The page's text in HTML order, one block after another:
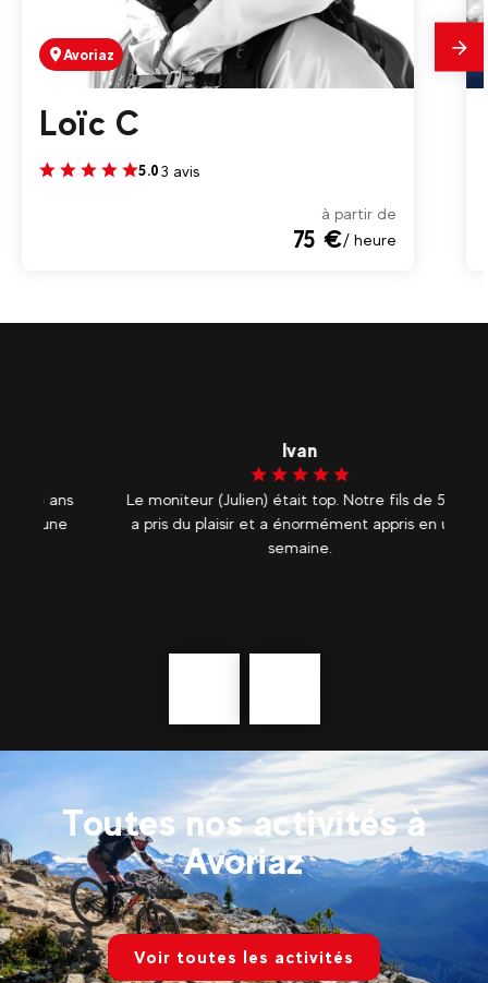
Avoriaz
Loïc C
5.03 avis
à partir de
75 €/ heure
En
Le moniteur (Julien) était top. Notre fils de 5 ans
a pris du plaisir et a énormément appris en une
semaine.
Toutes nos activités à
Avoriaz
Voir toutes les activités